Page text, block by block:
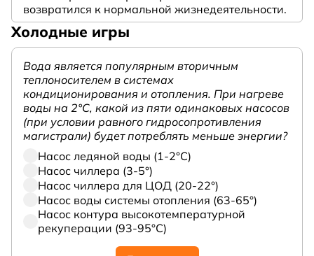
возвратился к нормальной жизнедеятельности.
Холодные игры
Вода является популярным вторичным
теплоносителем в системах
кондиционирования и отопления. При нагреве
воды на 2°С, какой из пяти одинаковых насосов
(при условии равного гидросопротивления
магистрали) будет потреблять меньше энергии?
Насос ледяной воды (1-2°С)
Насос чиллера (3-5°)
Насос чиллера для ЦОД (20-22°)
Насос воды системы отопления (63-65°)
Насос контура высокотемпературной
рекуперации (93-95°С)